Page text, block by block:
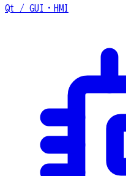
Qt / GUI・HMI